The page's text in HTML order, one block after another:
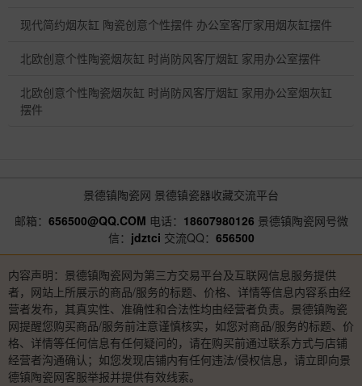
现代简约烟灰缸 陶瓷创意个性摆件 办公室客厅家用烟灰缸摆件
北欧创意个性陶瓷烟灰缸 时尚防风客厅烟缸 家用办公室摆件
北欧创意个性陶瓷烟灰缸 时尚防风客厅烟缸 家用办公室烟灰缸
摆件
景德镇陶瓷网 景德镇瓷器收藏交流平台
邮箱： 656500@QQ.COM 电话： 18607980126 景德镇陶瓷网号微
信： jdztci 交流QQ： 656500
内容声明：景德镇陶瓷网为第三方交易平台及互联网信息服务提供
者，网站上所展示的商品/服务的标题、价格、详情等信息内容系由经
营者发布，其真实性、准确性和合法性均由经营者负责。景德镇陶瓷
网提醒您购买商品/服务前注意谨慎核实，如您对商品/服务的标题、价
格、详情等任何信息有任何疑问的，请在购买前通过联系方式与店铺
经营者沟通确认；如您发现店铺内有任何违法/侵权信息，请立即向景
德镇陶瓷网客服举报并提供有效线索。